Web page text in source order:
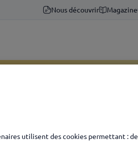
Nous découvrir Magazine
utilisent des cookies permettant : de